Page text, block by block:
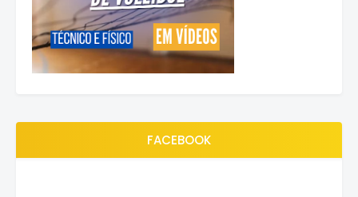
FACEBOOK